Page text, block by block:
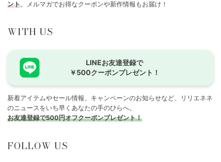
ント。メルマガでお得なクーポンや新作情報もお届け！
WITH US
LINEお友達登録で
￥500クーポンプレゼント！
新着アイテムやセール情報、キャンペーンのお知らせなど、リリエネネ
のニュースをいち早くあなたの手のひらへ。
お友達登録で500円オフクーポンプレゼント！
FOLLOW US